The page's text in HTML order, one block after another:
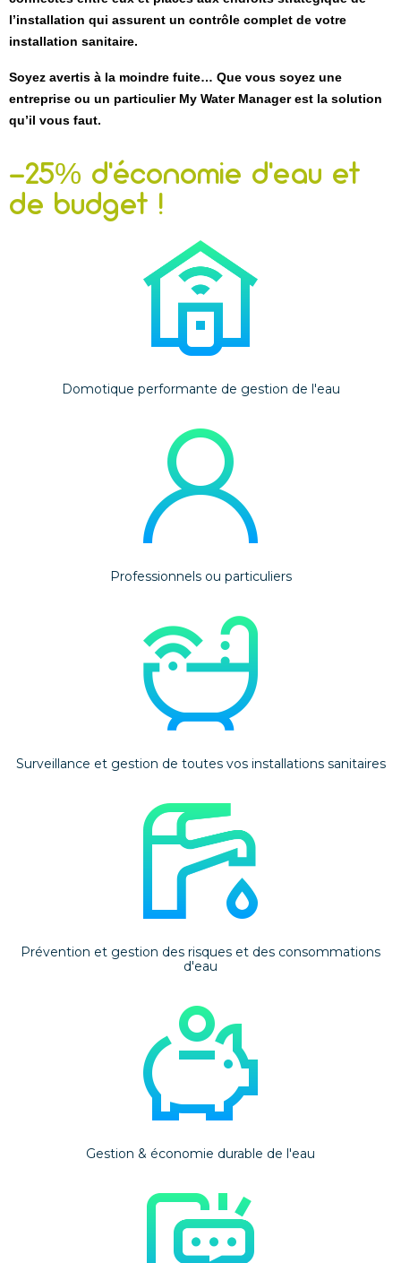
l’installation qui assurent un contrôle complet de votre
installation sanitaire.
Soyez avertis à la moindre fuite… Que vous soyez une
entreprise ou un particulier My Water Manager est la solution
qu’il vous faut.
-25% d'économie d'eau et
de budget !
Domotique performante de gestion de l'eau
Professionnels ou particuliers
Surveillance et gestion de toutes vos installations sanitaires
Prévention et gestion des risques et des consommations
d'eau
Gestion & économie durable de l'eau